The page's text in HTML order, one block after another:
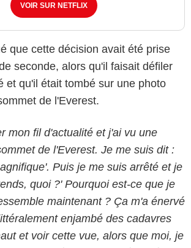
VOIR SUR NETFLIX
que cette décision avait été prise
seconde, alors qu'il faisait défiler
et qu'il était tombé sur une photo
de l'Everest.
mon fil d'actualité et j'ai vu une
de l'Everest. Je me suis dit :
Puis je me suis arrêté et je
quoi ?' Pourquoi est-ce que je
maintenant ? Ça m'a énervé
enjambé des cadavres
et voir cette vue, alors que moi, je